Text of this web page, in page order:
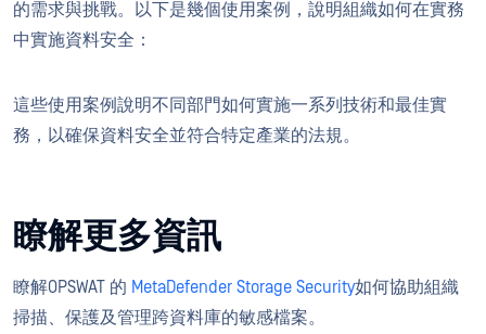
的需求與挑戰。以下是幾個使用案例，說明組織如何在實務
中實施資料安全：
這些使用案例說明不同部門如何實施一系列技術和最佳實
務，以確保資料安全並符合特定產業的法規。
瞭解更多資訊
瞭解OPSWAT 的 MetaDefender Storage Security如何協助組織
掃描、保護及管理跨資料庫的敏感檔案。